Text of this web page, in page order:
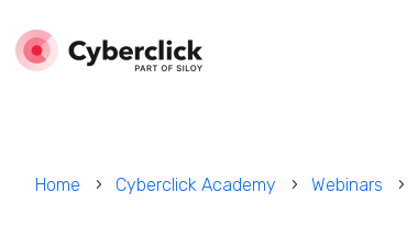
Home Cyberclick Academy Webinars